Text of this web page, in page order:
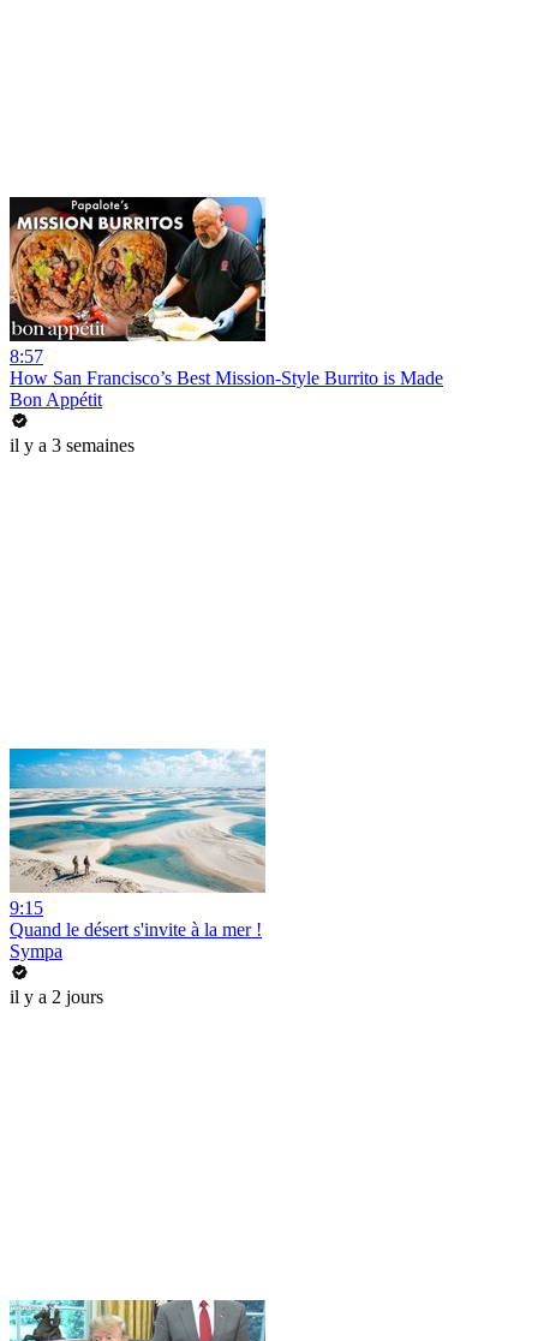
8:57
How San Francisco’s Best Mission-Style Burrito is Made
Bon Appétit
il y a 3 semaines
9:15
Quand le désert s'invite à la mer !
Sympa
il y a 2 jours